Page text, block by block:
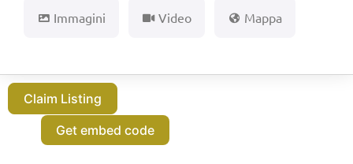
Immagini Video Mappa
Claim Listing
Get embed code